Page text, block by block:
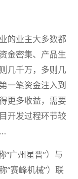
的业主大多数都
金密集、产品生
几千万，多则几
一笔资金注入到
更多收益，需要
开发过程环节较
“广州星晋”）与
“赛峰机械”）联